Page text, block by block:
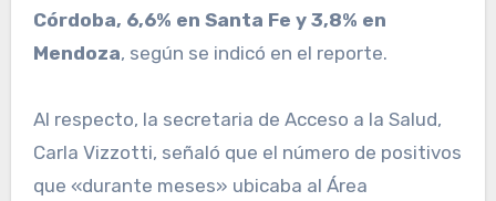
Córdoba, 6,6% en Santa Fe y 3,8% en
Mendoza, según se indicó en el reporte.
Al respecto, la secretaria de Acceso a la Salud,
Carla Vizzotti, señaló que el número de positivos
que «durante meses» ubicaba al Área